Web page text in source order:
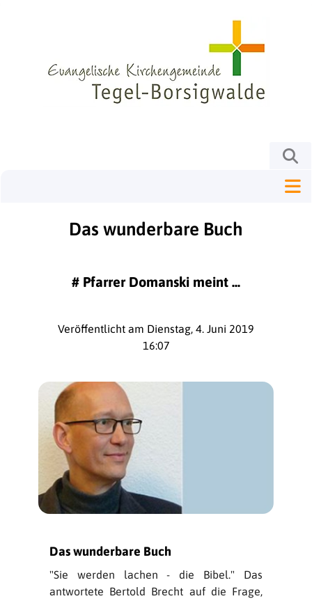
Das wunderbare Buch
# Pfarrer Domanski meint ...
Veröffentlicht am Dienstag, 4. Juni 2019
16:07
Das wunderbare Buch
"Sie werden lachen - die Bibel." Das
antwortete Bertold Brecht auf die Frage,